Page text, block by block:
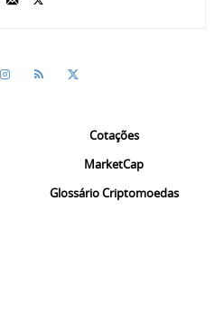
Cotações
MarketCap
Glossário Criptomoedas